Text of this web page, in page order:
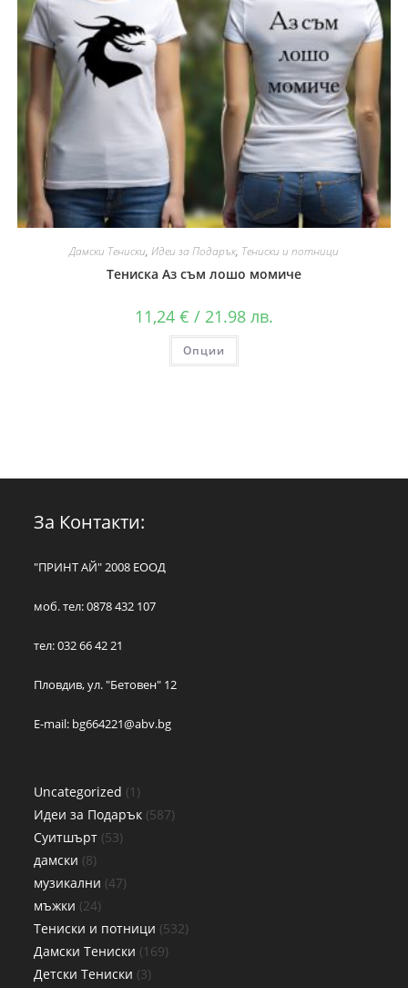
Дамски Тениски, Идеи за Подарък, Тениски и потници
Тениска Аз съм лошо момиче
11,24 € / 21.98 лв.
Опции
За Контакти:
"ПРИНТ АЙ" 2008 ЕООД
моб. тел: 0878 432 107
тел: 032 66 42 21
Пловдив, ул. "Бетовен" 12
E-mail: bg664221@abv.bg
Uncategorized 1
Идеи за Подарък 587
Суитшърт 53
дамски 8
музикални 47
мъжки 24
Тениски и потници 532
Дамски Тениски 169
Детски Тениски 3